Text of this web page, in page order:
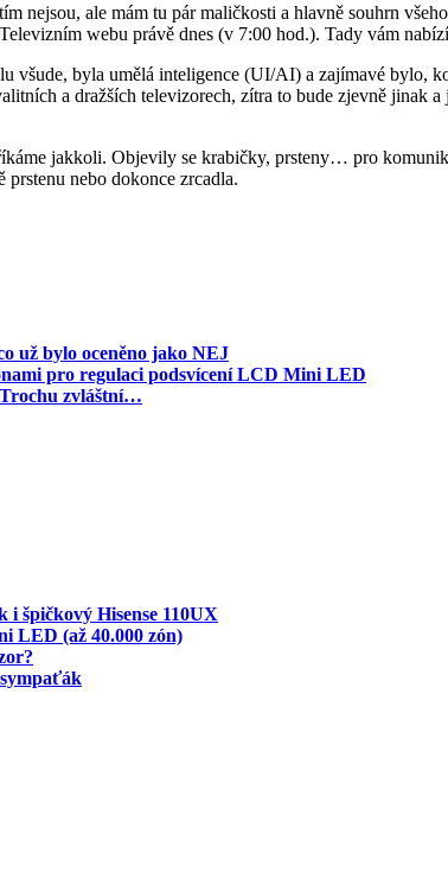
nejsou, ale mám tu pár maličkosti a hlavně souhrn
webu právě dnes (v 7:00 hod.). Tady vám
všude, byla umělá inteligence (UI/AI) a zajímavé bylo,
a dražších televizorech, zítra to bude zjevně jinak
jakkoli. Objevily se krabičky, prsteny… pro
nebo dokonce zrcadla.
už bylo oceněno jako NEJ
pro regulaci podsvícení LCD Mini LED
Trochu zvláštní…
špičkový Hisense 110UX
LED (až 40.000 zón)